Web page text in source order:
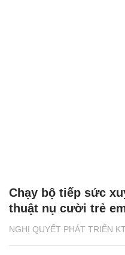
NGHỊ QUYẾT PHÁT TRIỂN
Chạy bộ tiếp sức
thuật nụ cười trẻ